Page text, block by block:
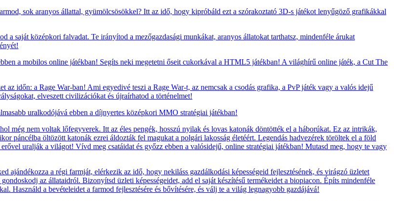
sok aranyos állattal, gyümölcsösökkel? Itt az idő, hogy kipróbáld ezt a szórakoztató 3D-s játékot lenyűgöző grafikákkal
a saját középkori falvadat. Te irányítod a mezőgazdasági munkákat, aranyos állatokat tarthatsz, mindenféle árukat
a mobilos online játékban! Segíts neki megetetni őseit cukorkával a HTML5 játékban! A világhírű online játék, a Cut The
az időn: a Rage War-ban! Ami egyedivé teszi a Rage War-t, az nemcsak a csodás grafika, a PvP játék vagy a valós idejű
elveszett civilizációkat és újraírhatod a történelmet!
uralkodójává ebben a díjnyertes középkori MMO stratégiai játékban!
még nem voltak lőfegyverek. Itt az éles pengék, hosszú nyilak és lovas katonák döntötték el a háborúkat. Ez az intrikák,
páncélba öltözött katonák ezrei áldozták fel magukat a polgári lakosság életéért. Legendás hadvezérek töröltek el a föld
uralják a világot! Vívd meg csatáidat és győzz ebben a valósidejű, online stratégiai játékban! Mutasd meg, hogy te vagy
ajándékozza a régi farmját, elérkezik az idő, hogy nekiláss gazdálkodási képességeid fejlesztésének, és virágzó üzletet
az állataidról. Bizonyítsd üzleti képességeidet, add el saját készítésű termékeidet a biopiacon. Építs mindenféle
Használd a bevételeidet a farmod fejlesztésére és bővítésére, és válj te a világ legnagyobb gazdájává!